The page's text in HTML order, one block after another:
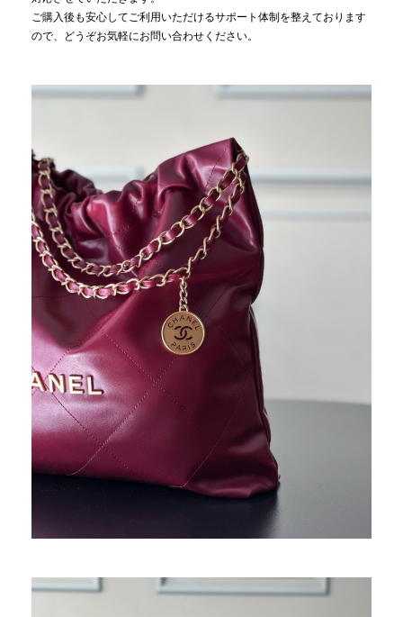
ご購入後も安心してご利用いただけるサポート体制を整えております
ので、どうぞお気軽にお問い合わせください。